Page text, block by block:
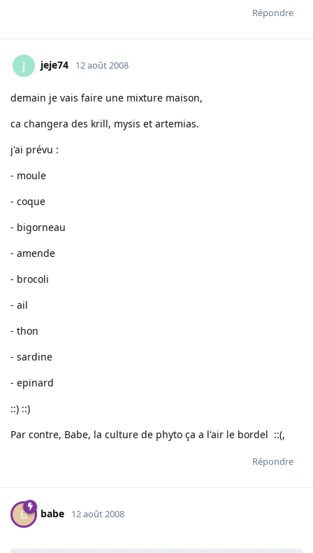
Répondre
J jeje74 12 août 2008
demain je vais faire une mixture maison,
ca changera des krill, mysis et artemias.
j'ai prévu :
- moule
- coque
- bigorneau
- amende
- brocoli
- ail
- thon
- sardine
- epinard
::) ::)
Par contre, Babe, la culture de phyto ça a l'air le bordel ::(,
Répondre
B babe 12 août 2008